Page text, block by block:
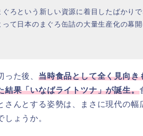
ぐろという新しい資源に着目したばかり
て日本のまぐろ缶詰の大量生産化の幕
った後、当時食品として全く見向き
結果「いなばライトツナ」が誕生。
んとする姿勢は、まさに現代の幅
ょうか。